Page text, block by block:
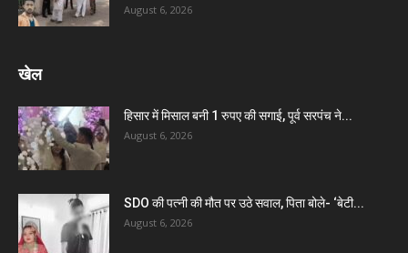
August 6, 2026
खेल
हिसार में मिसाल बनी 1 रुपए की सगाई, पूर्व सरपंच ने...
August 6, 2026
SDO की पत्नी की मौत पर उठे सवाल, पिता बोले- ‘बेटी...
August 6, 2026